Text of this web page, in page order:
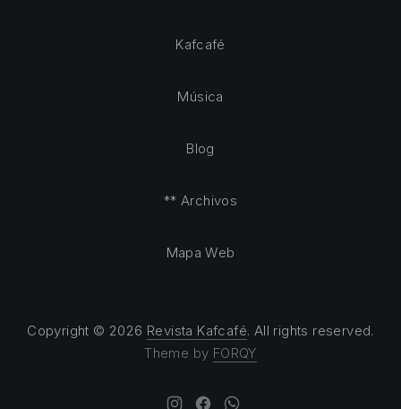
Copyright © 2026 Revista Kafcafé. All rights reserved.
Theme by FORQY
Kafcafé
Música
Blog
** Archivos
Mapa Web